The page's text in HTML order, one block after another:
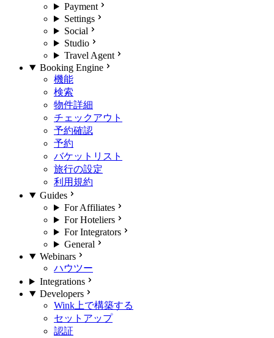
Payment
Settings
Social
Studio
Travel Agent
Booking Engine
機能
検索
物件詳細
チェックアウト
予約確認
予約
バケットリスト
旅行の設定
利用規約
Guides
For Affiliates
For Hoteliers
For Integrators
General
Webinars
ハウツー
Integrations
Developers
Wink上で構築する
セットアップ
認証